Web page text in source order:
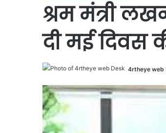
श्रम मंत्री
दी मई दिवस
4rtheye web